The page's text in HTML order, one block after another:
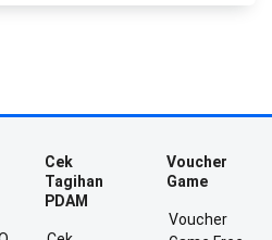
Cek
Tagihan
PDAM
Voucher
Game
Voucher